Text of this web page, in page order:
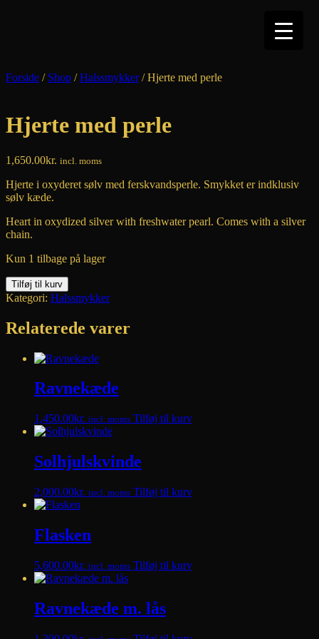
Forside / Shop /Halssmykker/ Hjerte med perle
Hjerte med perle
1,650.00kr. incl. moms
Hjerte i oxyderet sølv med ferskvandsperle. Smykket er indklusiv
sølv kæde.
Heart in oxydized silver with freshwater pearl. Comes with a silver
chain.
Kun 1 tilbage på lager
Hjerte
med
antal
Tilføj til kurv
Kategori: Halssmykker
Relaterede varer
Ravnekæde
1,450.00kr. incl. moms Tilføj til kurv
Solhjulskvinde
2,000.00kr. incl. moms Tilføj til kurv
Flasken
5,600.00kr. incl. moms Tilføj til kurv
Ravnekæde m. lås